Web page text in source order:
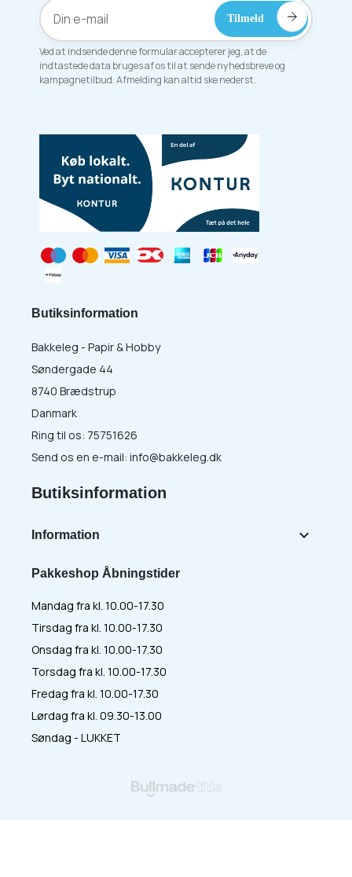
Ved at indsende denne formular accepterer jeg, at de
indtastede data bruges af os til at sende nyhedsbreve og
kampagnetilbud. Afmelding kan altid ske nederst.
Pakkeshop Åbningstider
Mandag fra kl. 10.00-17.30
Tirsdag fra kl. 10.00-17.30
Onsdag fra kl. 10.00-17.30
Torsdag fra kl. 10.00-17.30
Fredag fra kl. 10.00-17.30
Lørdag fra kl. 09.30-13.00
Søndag - LUKKET
Butiksinformation
Bakkeleg - Papir & Hobby
Søndergade 44
8740 Brædstrup
Danmark
Ring til os: 75751626
Send os en e-mail: info@bakkeleg.dk
Butiksinformation
Information 